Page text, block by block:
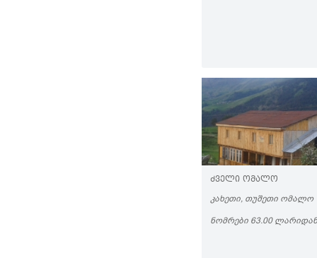
ᲫᲕᲔᲚᲘ ᲝᲛᲐᲚᲝ
ᲙᲐᲮᲔᲗᲘ, ᲗᲣᲨᲔᲗᲘ ᲝᲛᲐᲚᲝ
ᲜᲝᲛᲠᲔᲑᲘ 63.00 ᲚᲐᲠᲘᲓᲐᲜ